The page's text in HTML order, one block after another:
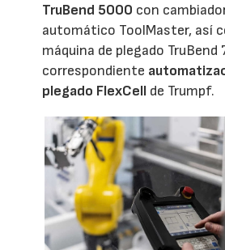
TruBend 5000 con
automático ToolMaster, así
máquina de plegado TruBend
correspondiente
plegado FlexCell de Trumpf.